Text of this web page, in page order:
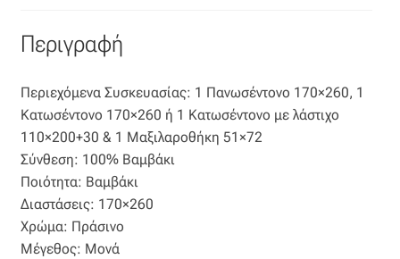
Ψάθα
Όροι Χρήσης
ΠΙΣΤΟΠΟΙΗΣΕΙΣ ΧΑΛΙΩΝ COLORE COLORI
Πληρωμές
Ραντεβού
Περιγραφή
Περιεχόμενα Συσκευασίας: 1 Πανωσέντονο 170×260, 1
Κατωσέντονο 170×260 ή 1 Κατωσέντονο με λάστιχο
110×200+30 & 1 Μαξιλαροθήκη 51×72
Σύνθεση: 100% Βαμβάκι
Ποιότητα: Βαμβάκι
Διαστάσεις: 170×260
Χρώμα: Πράσινο
Μέγεθος: Μονά